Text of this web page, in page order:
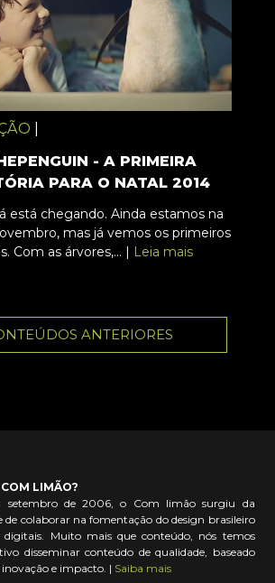
- A PRIMEIRA
PARA O NATAL 2014
está chegando. Ainda estamos na
mas já vemos os primeiros
Com as árvores,... | Leia mais
ANTERIORES
LIMÃO?
setembro de 2006, o Com limão surgiu da
de colaborar na fomentação do design brasileiro
digitais. Muito mais que conteúdo, nós temos
disseminar conteúdo de qualidade, baseado
e impacto. | Saiba mais